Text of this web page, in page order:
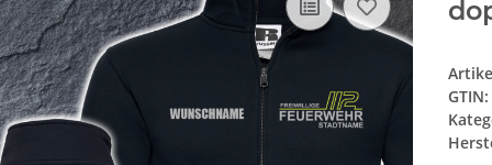
GTIN: